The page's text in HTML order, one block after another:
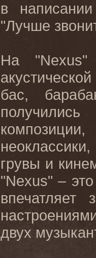
в
"Лучше
На "Nexus"
бас,
грувы и
"Nexus" –
двух